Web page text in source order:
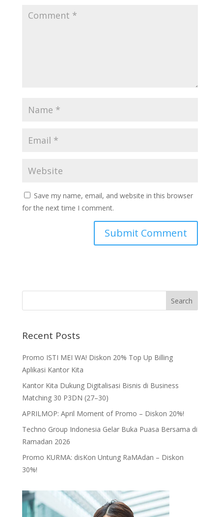
Save my name, email, and website in this browser
for the next time I comment.
Recent Posts
Promo ISTI MEI WA! Diskon 20% Top Up Billing
Aplikasi Kantor Kita
Kantor Kita Dukung Digitalisasi Bisnis di Business
Matching 30 P3DN (27–30)
APRILMOP: April Moment of Promo – Diskon 20%!
Techno Group Indonesia Gelar Buka Puasa Bersama di
Ramadan 2026
Promo KURMA: disKon Untung RaMAdan – Diskon
30%!